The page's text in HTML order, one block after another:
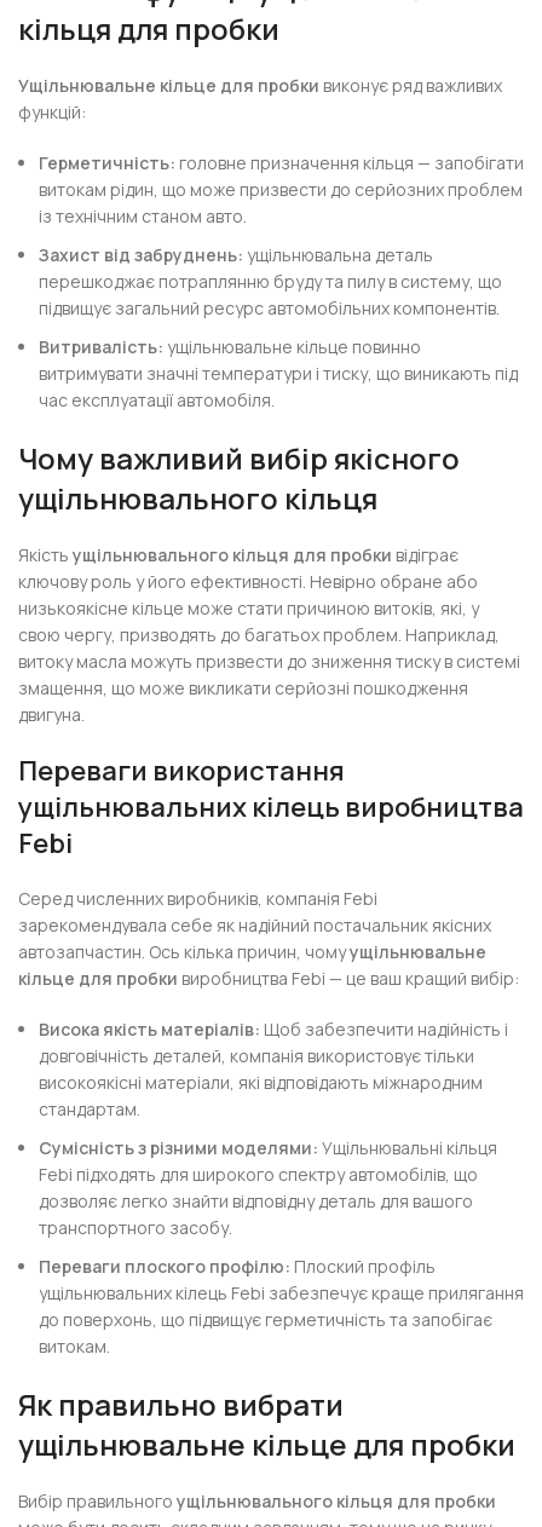
кільця для пробки
Ущільнювальне кільце для пробки виконує ряд важливих
функцій:
Герметичність: головне призначення кільця — запобігати
витокам рідин, що може призвести до серйозних проблем
із технічним станом авто.
Захист від забруднень: ущільнювальна деталь
перешкоджає потраплянню бруду та пилу в систему, що
підвищує загальний ресурс автомобільних компонентів.
Витривалість: ущільнювальне кільце повинно
витримувати значні температури і тиску, що виникають під
час експлуатації автомобіля.
Чому важливий вибір якісного
ущільнювального кільця
Якістьущільнювального кільця для пробки відіграє
ключову роль у його ефективності. Невірно обране або
низькоякісне кільце може стати причиною витоків, які, у
свою чергу, призводять до багатьох проблем. Наприклад,
витоку масла можуть призвести до зниження тиску в системі
змащення, що може викликати серйозні пошкодження
двигуна.
Переваги використання
ущільнювальних кілець виробництва
Febi
Серед численних виробників, компанія Febi
зарекомендувала себе як надійний постачальник якісних
автозапчастин. Ось кілька причин, чомуущільнювальне
кільце для пробки виробництва Febi — це ваш кращий вибір:
Висока якість матеріалів: Щоб забезпечити надійність і
довговічність деталей, компанія використовує тільки
високоякісні матеріали, які відповідають міжнародним
стандартам.
Сумісність з різними моделями: Ущільнювальні кільця
Febi підходять для широкого спектру автомобілів, що
дозволяє легко знайти відповідну деталь для вашого
транспортного засобу.
Переваги плоского профілю: Плоский профіль
ущільнювальних кілець Febi забезпечує краще прилягання
до поверхонь, що підвищує герметичність та запобігає
витокам.
Як правильно вибрати
ущільнювальне кільце для пробки
Вибір правильногоущільнювального кільця для пробки